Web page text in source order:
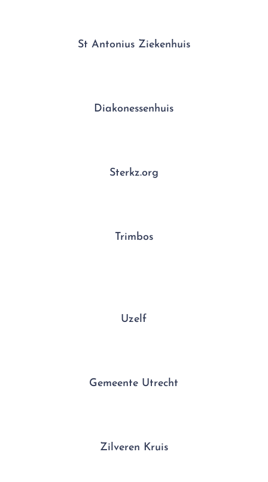
St Antonius Ziekenhuis
Diakonessenhuis
Sterkz.org
Trimbos
Uzelf
Gemeente Utrecht
Zilveren Kruis